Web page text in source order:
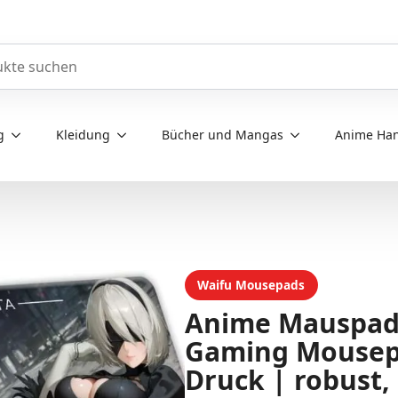
Kleidung Bücher und Mangas Anime
Waifu Mousepads
Anime
Gaming
Druck |